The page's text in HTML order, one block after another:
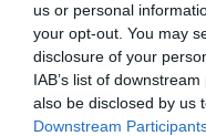
us or personal
your opt-out. You may
disclosure of your
IAB’s list of
also be disclosed by us
Downstream